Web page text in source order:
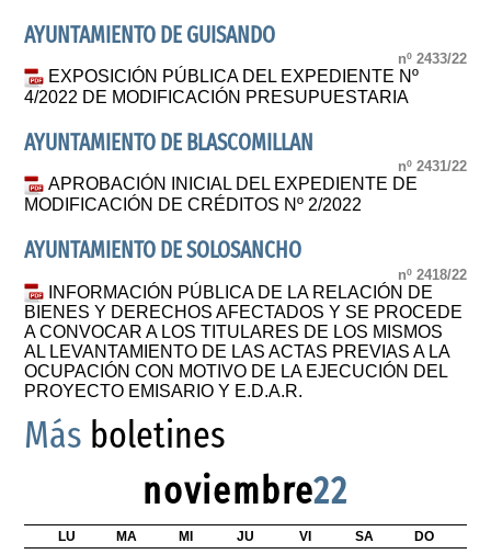
AYUNTAMIENTO DE GUISANDO
nº 2433/22
EXPOSICIÓN PÚBLICA DEL EXPEDIENTE Nº
4/2022 DE MODIFICACIÓN PRESUPUESTARIA
AYUNTAMIENTO DE BLASCOMILLAN
nº 2431/22
APROBACIÓN INICIAL DEL EXPEDIENTE DE
MODIFICACIÓN DE CRÉDITOS Nº 2/2022
AYUNTAMIENTO DE SOLOSANCHO
nº 2418/22
INFORMACIÓN PÚBLICA DE LA RELACIÓN DE
BIENES Y DERECHOS AFECTADOS Y SE PROCEDE
A CONVOCAR A LOS TITULARES DE LOS MISMOS
AL LEVANTAMIENTO DE LAS ACTAS PREVIAS A LA
OCUPACIÓN CON MOTIVO DE LA EJECUCIÓN DEL
PROYECTO EMISARIO Y E.D.A.R.
Más boletines
noviembre22
LU MA MI JU VI SA DO